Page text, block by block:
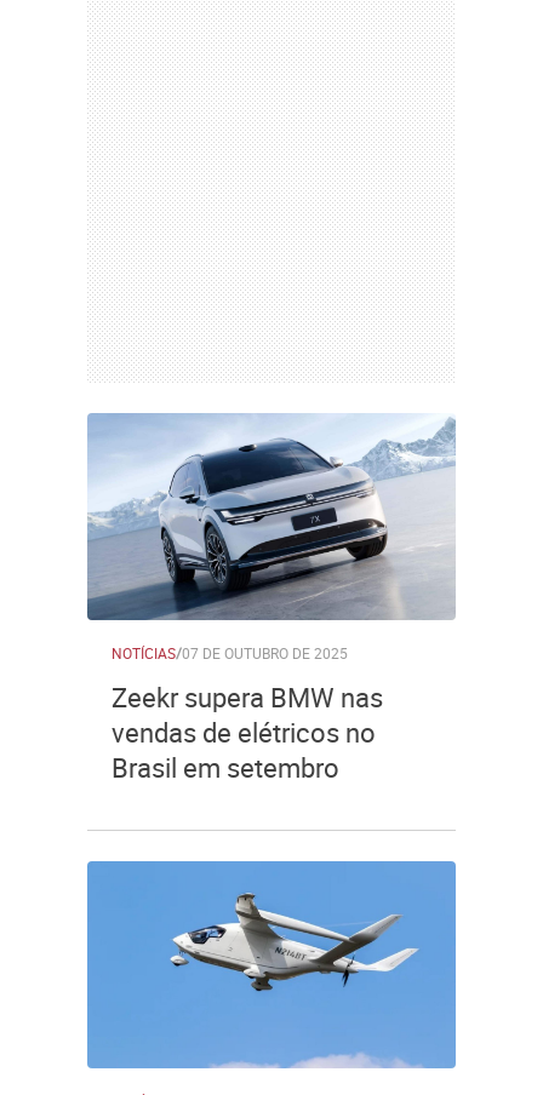
NOTÍCIAS/07 DE OUTUBRO DE 2025
Zeekr supera BMW nas
vendas de elétricos no
Brasil em setembro